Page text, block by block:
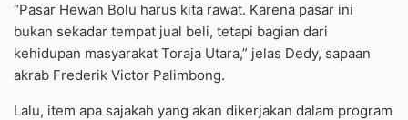
“Pasar Hewan Bolu harus kita rawat. Karena pasar ini
bukan sekadar tempat jual beli, tetapi bagian dari
kehidupan masyarakat Toraja Utara,” jelas Dedy, sapaan
akrab Frederik Victor Palimbong.
Lalu, item apa sajakah yang akan dikerjakan dalam program